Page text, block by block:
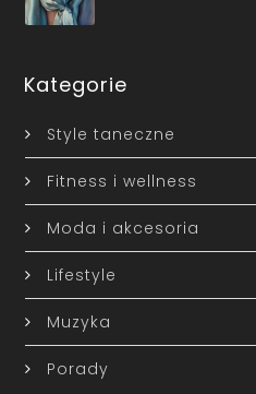
Kategorie
Style taneczne
Fitness i wellness
Moda i akcesoria
Lifestyle
Muzyka
Porady